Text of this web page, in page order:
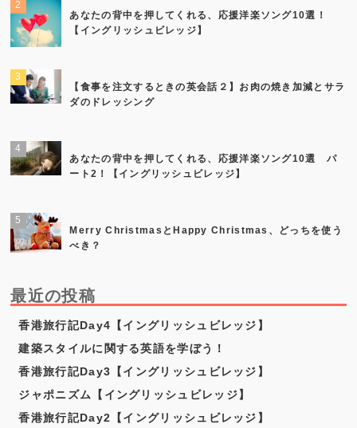
あなたの背中を押してくれる、応援洋楽ソング10選！
【イングリッシュビレッジ】
【食事を注文するときの英会話２】お肉の焼き加減とサラ
ダのドレッシング
あなたの背中を押してくれる、応援洋楽ソング10選 パ
ート2！【イングリッシュビレッジ】
Merry ChristmasとHappy Christmas、どっちを使う
べき？
最近の投稿
香港旅行記Day4【イングリッシュビレッジ】
建築スタイルに関する英語を学ぼう！
香港旅行記Day3【イングリッシュビレッジ】
ジャポニズム【イングリッシュビレッジ】
香港旅行記Day2【イングリッシュビレッジ】